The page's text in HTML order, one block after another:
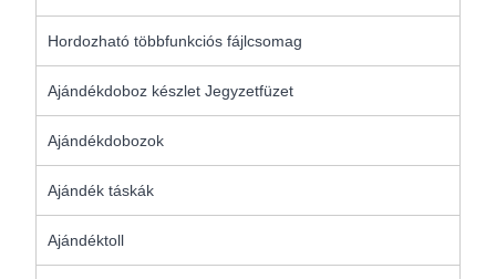
Hordozható többfunkciós fájlcsomag
Ajándékdoboz készlet Jegyzetfüzet
Ajándékdobozok
Ajándék táskák
Ajándéktoll